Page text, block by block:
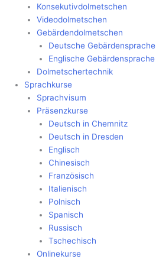
Konsekutivdolmetschen
Videodolmetschen
Gebärdendolmetschen
Deutsche Gebärdensprache
Englische Gebärdensprache
Dolmetschertechnik
Sprachkurse
Sprachvisum
Präsenzkurse
Deutsch in Chemnitz
Deutsch in Dresden
Englisch
Chinesisch
Französisch
Italienisch
Polnisch
Spanisch
Russisch
Tschechisch
Onlinekurse